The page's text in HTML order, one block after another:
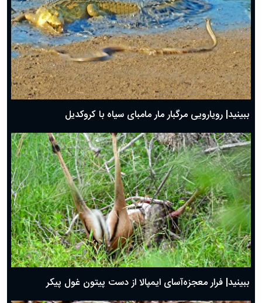
ببینید| رویارویی مرگبار مار مامبای سیاه با کروکدیل
ببینید| فرار معجزه‌آسای ایمپالا از دست پیتون غول پیکر